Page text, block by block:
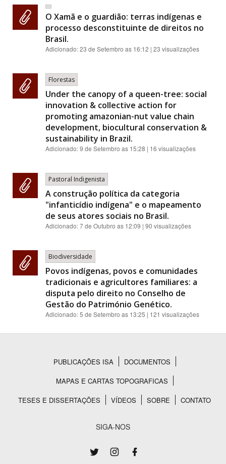
O Xamã e o guardião: terras indígenas e
processo desconstituinte de direitos no
Brasil.
Adicionado:23 de Setembro as 16:12 | 23 visualizações
Florestas
Under the canopy of a queen-tree: social
innovation & collective action for
promoting amazonian-nut value chain
development, biocultural conservation &
sustainability in Brazil.
Adicionado:9 de Setembro as 15:28 | 16 visualizações
Pastoral Indigenista
A construção política da categoria
"infanticídio indígena" e o mapeamento
de seus atores sociais no Brasil.
Adicionado:7 de Outubro as 12:09 | 90 visualizações
Biodiversidade
Povos indígenas, povos e comunidades
tradicionais e agricultores familiares: a
disputa pelo direito no Conselho de
Gestão do Património Genético.
Adicionado:5 de Setembro as 13:25 | 121 visualizações
Rodapé
PUBLICAÇÕES ISA
DOCUMENTOS
MAPAS E CARTAS TOPOGRAFICAS
TESES E DISSERTAÇÕES
VÍDEOS SOBRE CONTATO
SIGA-NOS